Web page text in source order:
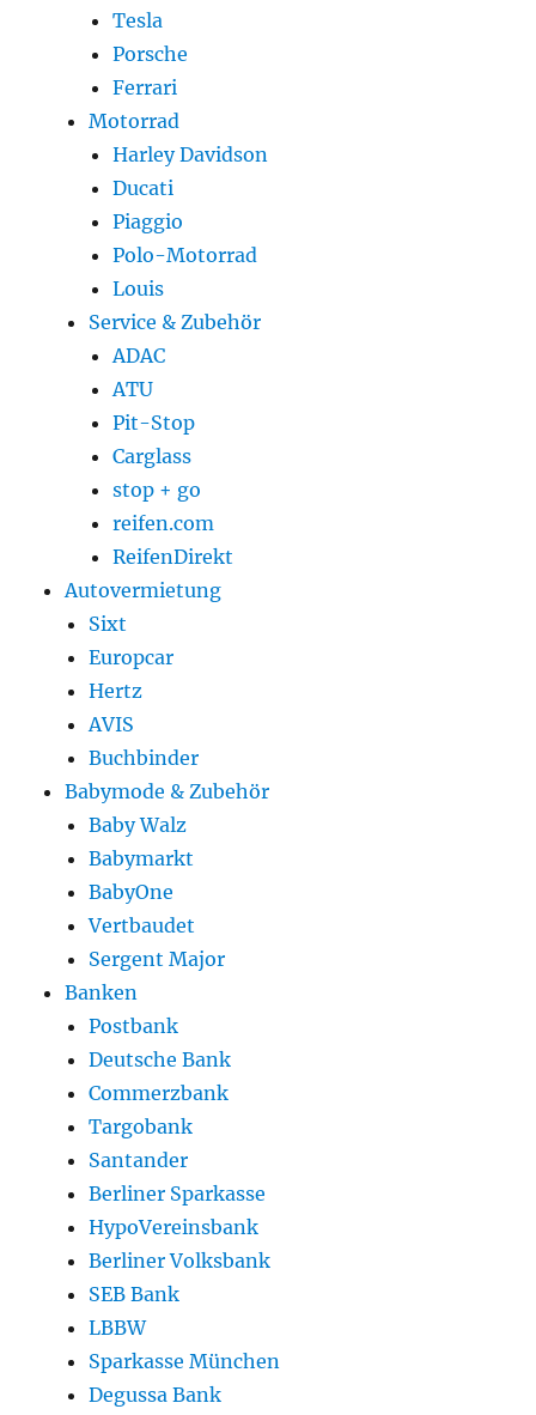
Tesla
Porsche
Ferrari
Motorrad
Harley Davidson
Ducati
Piaggio
Polo-Motorrad
Louis
Service & Zubehör
ADAC
ATU
Pit-Stop
Carglass
stop + go
reifen.com
ReifenDirekt
Autovermietung
Sixt
Europcar
Hertz
AVIS
Buchbinder
Babymode & Zubehör
Baby Walz
Babymarkt
BabyOne
Vertbaudet
Sergent Major
Banken
Postbank
Deutsche Bank
Commerzbank
Targobank
Santander
Berliner Sparkasse
HypoVereinsbank
Berliner Volksbank
SEB Bank
LBBW
Sparkasse München
Degussa Bank